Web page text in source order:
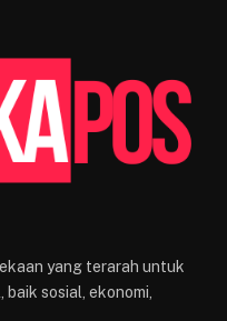
yang terarah untuk
sosial, ekonomi,